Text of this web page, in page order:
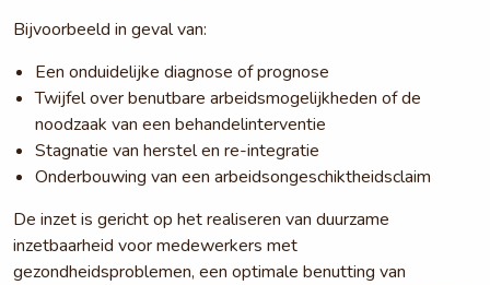
Bijvoorbeeld in geval van:
Een onduidelijke diagnose of prognose
Twijfel over benutbare arbeidsmogelijkheden of de
noodzaak van een behandelinterventie
Stagnatie van herstel en re-integratie
Onderbouwing van een arbeidsongeschiktheidsclaim
De inzet is gericht op het realiseren van duurzame
inzetbaarheid voor medewerkers met
gezondheidsproblemen, een optimale benutting van